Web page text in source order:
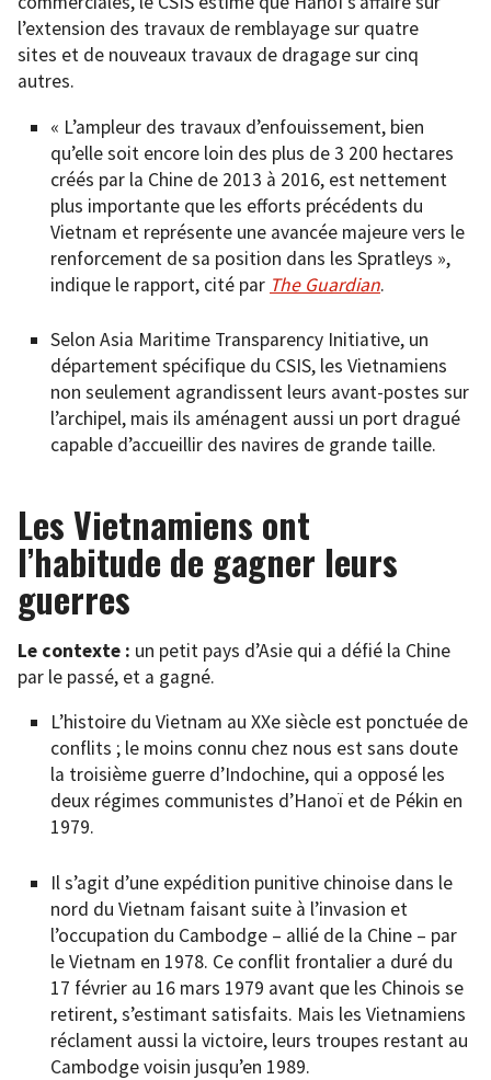
l’extension des travaux de remblayage sur quatre
sites et de nouveaux travaux de dragage sur cinq
autres.
« L’ampleur des travaux d’enfouissement, bien
qu’elle soit encore loin des plus de 3 200 hectares
créés par la Chine de 2013 à 2016, est nettement
plus importante que les efforts précédents du
Vietnam et représente une avancée majeure vers le
renforcement de sa position dans les Spratleys »,
indique le rapport, cité par The Guardian.
Selon Asia Maritime Transparency Initiative, un
département spécifique du CSIS, les Vietnamiens
non seulement agrandissent leurs avant-postes sur
l’archipel, mais ils aménagent aussi un port dragué
capable d’accueillir des navires de grande taille.
Les Vietnamiens ont
l’habitude de gagner leurs
guerres
Le contexte : un petit pays d’Asie qui a défié la Chine
par le passé, et a gagné.
L’histoire du Vietnam au XXe siècle est ponctuée de
conflits ; le moins connu chez nous est sans doute
la troisième guerre d’Indochine, qui a opposé les
deux régimes communistes d’Hanoï et de Pékin en
1979.
Il s’agit d’une expédition punitive chinoise dans le
nord du Vietnam faisant suite à l’invasion et
l’occupation du Cambodge – allié de la Chine – par
le Vietnam en 1978. Ce conflit frontalier a duré du
17 février au 16 mars 1979 avant que les Chinois se
retirent, s’estimant satisfaits. Mais les Vietnamiens
réclament aussi la victoire, leurs troupes restant au
Cambodge voisin jusqu’en 1989.